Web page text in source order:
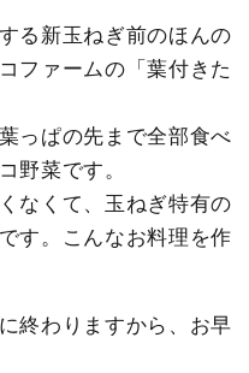
る新玉ねぎ前のほんの
ファームの「葉付きた
っぱの先まで全部食べ
野菜です。
なくて、玉ねぎ特有の
す。こんなお料理を作
終わりますから、お早